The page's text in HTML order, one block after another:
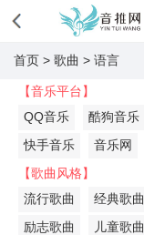
首页 > 歌曲 > 语言
【音乐平台】
QQ音乐
酷狗音乐
快手音乐
音乐网
【歌曲风格】
流行歌曲
经典歌曲
励志歌曲
儿童歌曲